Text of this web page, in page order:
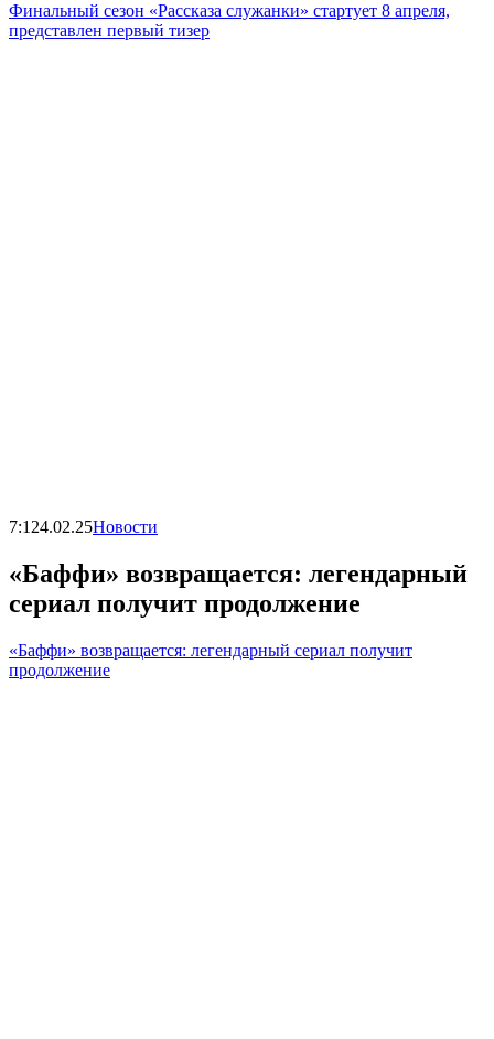
Финальный сезон «Рассказа служанки» стартует 8 апреля,
представлен первый тизер
7:124.02.25Новости
«Баффи» возвращается: легендарный
сериал получит продолжение
«Баффи» возвращается: легендарный сериал получит
продолжение